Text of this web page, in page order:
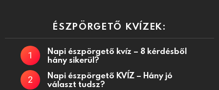
ÉSZPÖRGETŐ KVÍZEK:
Napi észpörgető kvíz – 8 kérdésből
hány sikerül?
Napi észpörgető KVÍZ – Hány jó
választ tudsz?